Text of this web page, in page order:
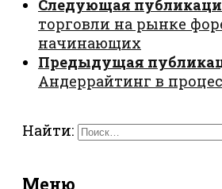
Следующая
торговли на рынке
начинающих
Предыдущая
Андеррайтинг в
Найти:
Меню